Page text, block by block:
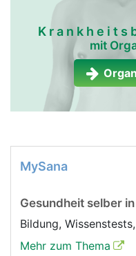
lymphsystem frau
mit
MySana
Gesundheit selber
Bildung,
Mehr zum Thema